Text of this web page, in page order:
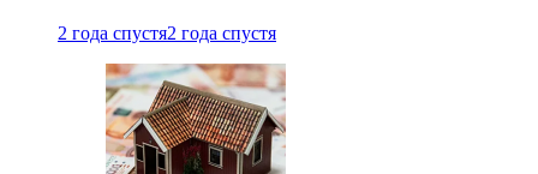
2 года спустя2 года спустя